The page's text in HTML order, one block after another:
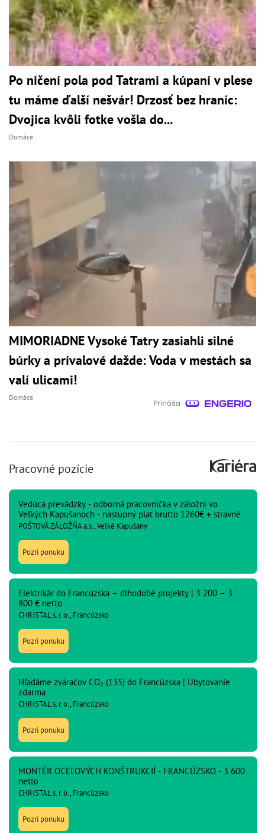
Po ničení pola pod Tatrami a kúpaní v plese
tu máme ďalší nešvár! Drzosť bez hraníc:
Dvojica kvôli fotke vošla do...
Domáce
MIMORIADNE Vysoké Tatry zasiahli silné
búrky a prívalové dažde: Voda v mestách sa
valí ulicami!
Domáce
Pracovné pozície
Vedúca prevádzky - odborná pracovníčka v záložni vo
Veľkých Kapušanoch - nástupný plat brutto 1260€ + stravné
POŠTOVÁ ZÁLOŽŇA a.s., Veľké Kapušany
Pozri ponuku
Elektrikár do Francúzska – dlhodobé projekty | 3 200 – 3
800 € netto
CHRISTAL s. r. o., Francúzsko
Pozri ponuku
Hľadáme zváračov CO₂ (135) do Francúzska | Ubytovanie
zdarma
CHRISTAL s. r. o., Francúzsko
Pozri ponuku
MONTÉR OCEĽOVÝCH KONŠTRUKCIÍ - FRANCÚZSKO - 3 600
netto
CHRISTAL s. r. o., Francúzsko
Pozri ponuku